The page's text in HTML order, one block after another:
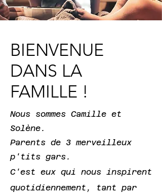
BIENVENUE
DANS LA
FAMILLE !
​Nous sommes Camille et
Solène.
Parents de 3 merveilleux
p'tits gars.
C'est eux qui nous inspirent
quotidiennement, tant par